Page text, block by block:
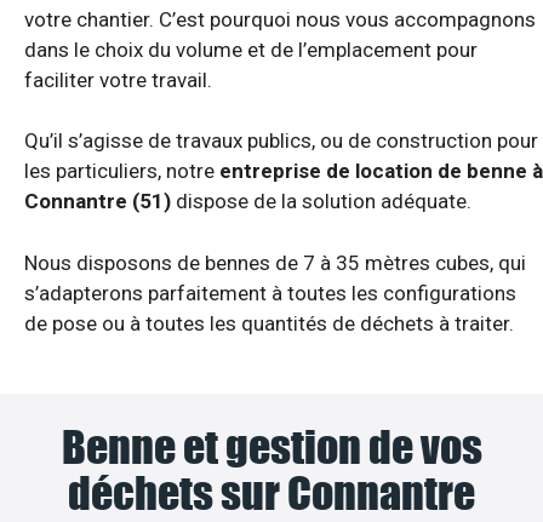
votre chantier. C’est pourquoi nous vous accompagnons
dans le choix du volume et de l’emplacement pour
faciliter votre travail.
Qu’il s’agisse de travaux publics, ou de construction pour
les particuliers, notre entreprise de location de benne à
Connantre (51) dispose de la solution adéquate.
Nous disposons de bennes de 7 à 35 mètres cubes, qui
s’adapterons parfaitement à toutes les configurations
de pose ou à toutes les quantités de déchets à traiter.
Benne et gestion de vos
déchets sur Connantre